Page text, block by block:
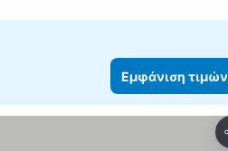
Εμφάνιση τιμών